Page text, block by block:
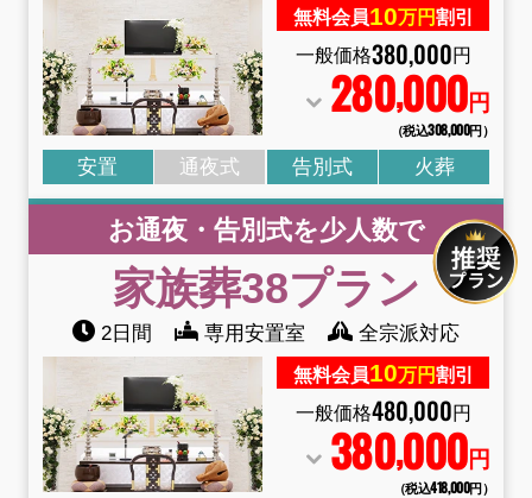
無料会員10万円割引
一般価格380,000円
280,000円
（税込308,000円）
安置 通夜式 告別式 火葬
お通夜・告別式を少人数で
家族葬38プラン
2日間 専用安置室 全宗派対応
無料会員10万円割引
一般価格480,000円
380,000円
（税込418,000円）